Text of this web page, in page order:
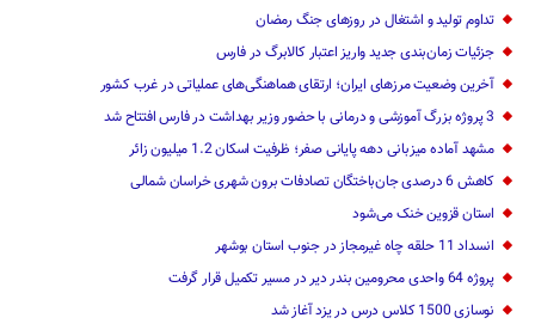
تداوم تولید و اشتغال در روزهای جنگ رمضان
جزئیات زمان‌بندی جدید واریز اعتبار کالابرگ در فارس
آخرین وضعیت مرزهای ایران؛ ارتقای هماهنگی‌های عملیاتی در غرب کشور
3 پروژه بزرگ آموزشی و درمانی با حضور وزیر بهداشت در فارس افتتاح شد
مشهد آماده میزبانی دهه پایانی صفر؛ ظرفیت اسکان 1.2 میلیون زائر
کاهش 6 درصدی جان‌باختگان تصادفات برون شهری خراسان شمالی
استان قزوین خنک‌ می‌شود
انسداد 11 حلقه چاه غیرمجاز در جنوب استان بوشهر
پروژه 64 واحدی محرومین بندر دیر در مسیر تکمیل قرار گرفت
نوسازی 1500 کلاس درس در یزد آغاز شد